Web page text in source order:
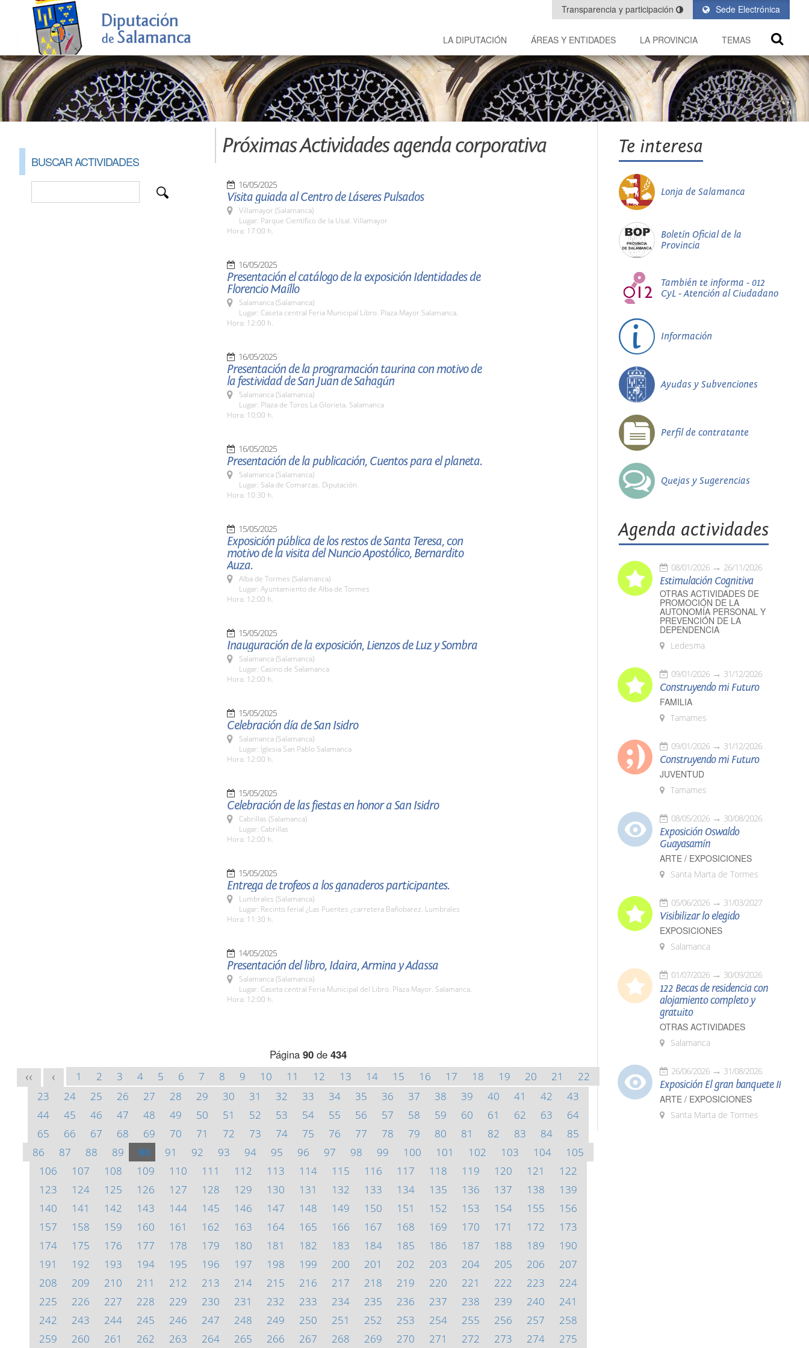
Sede Electrónica
Transparencia y participación
LA DIPUTACIÓN ÁREAS Y ENTIDADES LA PROVINCIA TEMAS
BUSCAR ACTIVIDADES
Próximas Actividades agenda corporativa
16/05/2025
Visita guiada al Centro de Láseres Pulsados
Villamayor (Salamanca)
Lugar: Parque Científico de la Usal. Villamayor
Hora: 17:00 h.
16/05/2025
Presentación el catálogo de la exposición Identidades de
Florencio Maíllo
Salamanca (Salamanca)
Lugar: Caseta central Feria Municipal Libro. Plaza Mayor Salamanca.
Hora: 12:00 h.
16/05/2025
Presentación de la programación taurina con motivo de
la festividad de San Juan de Sahagún
Salamanca (Salamanca)
Lugar: Plaza de Toros La Glorieta. Salamanca
Hora: 10;00 h.
16/05/2025
Presentación de la publicación, Cuentos para el planeta.
Salamanca (Salamanca)
Lugar: Sala de Comarcas. Diputación.
Hora: 10:30 h.
15/05/2025
Exposición pública de los restos de Santa Teresa, con
motivo de la visita del Nuncio Apostólico, Bernardito
Auza.
Alba de Tormes (Salamanca)
Lugar: Ayuntamiento de Alba de Tormes
Hora: 12:00 h.
15/05/2025
Inauguración de la exposición, Lienzos de Luz y Sombra
Salamanca (Salamanca)
Lugar: Casino de Salamanca
Hora: 12:00 h.
15/05/2025
Celebración día de San Isidro
Salamanca (Salamanca)
Lugar: Iglesia San Pablo Salamanca
Hora: 12:00 h.
15/05/2025
Celebración de las fiestas en honor a San Isidro
Cabrillas (Salamanca)
Lugar: Cabrillas
Hora: 12:00 h.
15/05/2025
Entrega de trofeos a los ganaderos participantes.
Lumbrales (Salamanca)
Lugar: Recinto ferial ¿Las Puentes ¿carretera Bañobarez. Lumbrales
Hora: 11:30 h.
14/05/2025
Presentación del libro, Idaira, Armina y Adassa
Salamanca (Salamanca)
Lugar: Caseta central Feria Municipal del Libro. Plaza Mayor. Salamanca.
Hora: 12:00 h.
Página 90 de 434
<< < 1 2 3 4 5 6 7 8 9 10 11 12 13 14 15 16 17 18 19 20 21
22
23
24 25 26 27 28 29 30 31 32 33 34 35 36 37 38 39 40 41 42
43
44
45 46 47 48 49 50 51 52 53 54 55 56 57 58 59 60 61 62 63
64
65
66 67 68 69 70 71 72 73 74 75 76 77 78 79 80 81 82 83 84
85
86
87 88 89 90 91 92 93 94 95 96 97 98 99 100 101 102 103 104
105
106
107 108 109 110 111 112 113 114 115 116 117 118 119 120 121
122
123
124 125 126 127 128 129 130 131 132 133 134 135 136 137 138
139
140
141 142 143 144 145 146 147 148 149 150 151 152 153 154 155
156
157
158 159 160 161 162 163 164 165 166 167 168 169 170 171 172
173
174
175 176 177 178 179 180 181 182 183 184 185 186 187 188 189
190
191
192 193 194 195 196 197 198 199 200 201 202 203 204 205 206
207
208
209 210 211 212 213 214 215 216 217 218 219 220 221 222 223
224
225
226 227 228 229 230 231 232 233 234 235 236 237 238 239 240
241
242
243 244 245 246 247 248 249 250 251 252 253 254 255 256 257
258
259
260 261 262 263 264 265 266 267 268 269 270 271 272 273 274 275
Te interesa
Lonja de Salamanca
Boletín Oficial de la
Provincia
También te informa - 012
CyL - Atención al Ciudadano
Información
Ayudas y Subvenciones
Perfil de contratante
Quejas y Sugerencias
Agenda actividades
08/01/2026 26/11/2026
Estimulación Cognitiva
OTRAS ACTIVIDADES DE
PROMOCIÓN DE LA
AUTONOMÍA PERSONAL Y
PREVENCIÓN DE LA
DEPENDENCIA
Ledesma
09/01/2026 31/12/2026
Construyendo mi Futuro
FAMILIA
Tamames
09/01/2026 31/12/2026
Construyendo mi Futuro
JUVENTUD
Tamames
08/05/2026 30/08/2026
Exposición Oswaldo
Guayasamín
ARTE / EXPOSICIONES
Santa Marta de Tormes
05/06/2026 31/03/2027
Visibilizar lo elegido
EXPOSICIONES
Salamanca
01/07/2026 30/09/2026
122 Becas de residencia con
alojamiento completo y
gratuito
OTRAS ACTIVIDADES
Salamanca
26/06/2026 31/08/2026
Exposición El gran banquete II
ARTE / EXPOSICIONES
Santa Marta de Tormes